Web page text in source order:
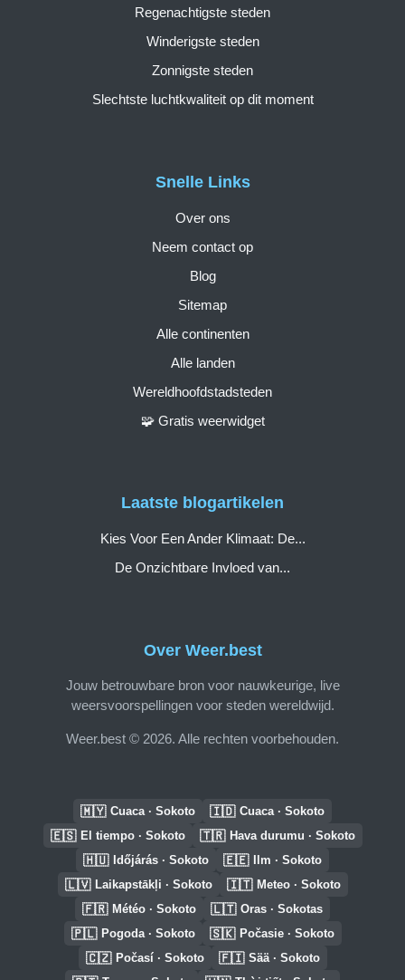
Over Weer.best
Jouw betrouwbare bron voor nauwkeurige, live
weersvoorspellingen voor steden wereldwijd.
Weer.best © 2026. Alle rechten voorbehouden.
Snelle Links
Over ons
Neem contact op
Blog
Sitemap
Alle continenten
Alle landen
Wereldhoofdstadsteden
🧩 Gratis weerwidget
Regenachtigste steden
Winderigste steden
Zonnigste steden
Slechtste luchtkwaliteit op dit moment
Laatste blogartikelen
Kies Voor Een Ander Klimaat: De...
De Onzichtbare Invloed van...
🇲🇾 Cuaca · Sokoto 🇮🇩 Cuaca · Sokoto
🇪🇸 El tiempo · Sokoto 🇹🇷 Hava durumu · Sokoto
🇭🇺 Időjárás · Sokoto 🇪🇪 Ilm · Sokoto
🇱🇻 Laikapstākļi · Sokoto 🇮🇹 Meteo · Sokoto
🇫🇷 Météo · Sokoto 🇱🇹 Oras · Sokotas
🇵🇱 Pogoda · Sokoto 🇸🇰 Počasie · Sokoto
🇨🇿 Počasí · Sokoto 🇫🇮 Sää · Sokoto